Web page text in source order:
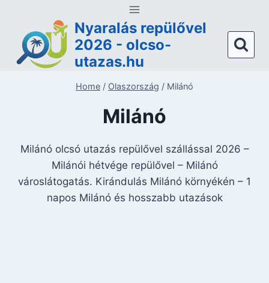
content
Nyaralás repülővel
2026 - olcso-
utazas.hu
Home / Olaszország / Milánó
Milánó
Milánó olcsó utazás repülővel szállással 2026 –
Milánói hétvége repülővel – Milánó
városlátogatás. Kirándulás Milánó környékén – 1
napos Milánó és hosszabb utazások